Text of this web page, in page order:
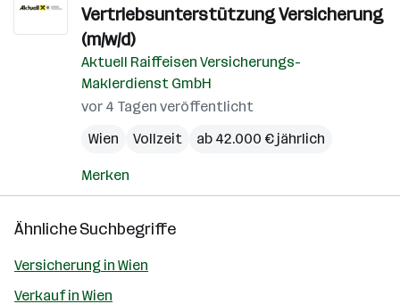
Vertriebsunterstützung Versicherung
(m/w/d)
Aktuell Raiffeisen Versicherungs-
Maklerdienst GmbH
vor 4 Tagen veröffentlicht
Wien
Vollzeit ab 42.000 € jährlich
Merken
Ähnliche Suchbegriffe
Versicherung in Wien
Verkauf in Wien